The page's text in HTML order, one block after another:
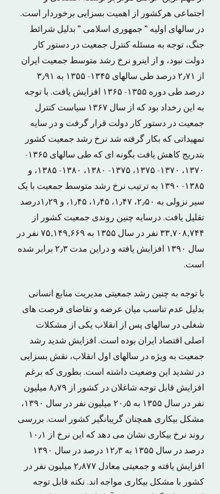
اجتماعی هرکشور از اهمیت بسزایی برخوردار است.
در سالهای اولیه ” جمهوری اسلامی ” بدلیل شرائط
جنگ، توجه به مسئله کنترل جمعیت در دستور کار
دولت نبود، و از اینرو نرخ رشد متوسط جمعیت ایران
از ۲٫۷۱ درصد طی سالهای ۱۳۴۵- ۱۳۵۵ به ۳٫۹۱
درصد طی دوره ۱۳۵۵- ۱۳۶۵ افزایش یافت. با توجه
به این رخداد بود که از سال ۱۳۶۷ سیاست کنترل
جمعیت در دستور کار دولت قرار گرفت و در سایه
تمهیداتی که بکار گرفته شد نرخ رشد جمعیت کشور
بتدریج کاهش یافت بگونه ای که طی سالهای ۱۳۶۵-
۱۳۷۰، ۱۳۷۰- ۱۳۷۵، ۱۳۷۵- ۱۳۸۰، ۱۳۸۰- ۱۳۸۵، و
۱۳۸۵- ۱۳۹۰ به ترتیب نرخ رشد متوسط جمعیت با یک
سیر نزولی به ۲٫۵۰، ۱٫۴۷، ۱٫۴۵، ۱٫۴۵، و ۱٫۲۹درصد
تقلیل یافت. درسایه چنین روندی جمعیت کشور از
۳۳,۷۰۸,۷۴۴ نفر در سال ۱۳۵۵ به ۷۵,۱۴۹,۶۶۹ نفر در
سال ۱۳۹۰ افزایش یافته و دراین مدت ۲٫۳ برابر شده
است.
با توجه به چنین رشد جمعیتی مدیریت منابع انسانی
بدلیل عدم تناسب میان عرضه و تقاضای فرصت های
شغلی در سالهای پس از انقلاب یکی از مشکلات
اصلی اقتصاد ایران بوده است. افزایش شدید رشد
جمعیت به ویژه در سالهای اول انقلاب، نقش بسزایی
در تشدید این وضعیت داشته است. بطوری که برغم
افزایش قابل توجه شاغلان در کشور از ۸٫۷۹ میلیون
نفر در سال ۱۳۵۵ به ۲۰٫۵ میلیون نفر در سال ۱۳۹۰،
مشکل بیکاری همچنان گریبانگیر کشور است. بررسی
روند نرخ بیکاری نشان می دهد که این نرخ از ۱۰٫۱
درصد در سال ۱۳۵۵ به ۱۲٫۳ درصد در سال ۱۳۹۰
افزایش یافته و جمعیتی معادل ۲٫۸۷۷ میلیون نفر در
کشور با مشکل بیکاری مواجه اند. نکته قابل توجه